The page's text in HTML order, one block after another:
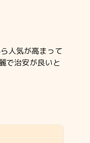
人気が高まって
で治安が良いと